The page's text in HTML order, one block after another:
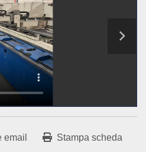
email Stampa scheda